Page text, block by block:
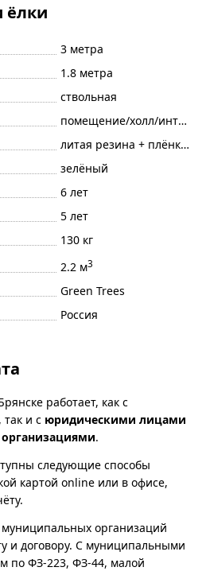
ёлки
3 метра
1.8 метра
ствольная
помещение/холл/
литая резина + плёнка
зелёный
6 лет
5 лет
130 кг
2.2 м3
Green Trees
Россия
работает, как с
, так и с юридическими лицами
.
следующие способы
картой online или в офисе,
организаций
и договору. С муниципальными
по ФЗ-223, ФЗ-44, малой